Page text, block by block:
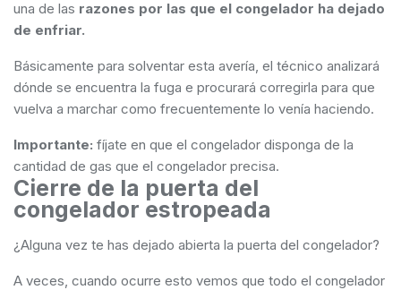
una de las razones por las que el congelador ha dejado
de enfriar.
Básicamente para solventar esta avería, el técnico analizará
dónde se encuentra la fuga e procurará corregirla para que
vuelva a marchar como frecuentemente lo venía haciendo.
Importante: fíjate en que el congelador disponga de la
cantidad de gas que el congelador precisa.
Cierre de la puerta del
congelador estropeada
¿Alguna vez te has dejado abierta la puerta del congelador?
A veces, cuando ocurre esto vemos que todo el congelador